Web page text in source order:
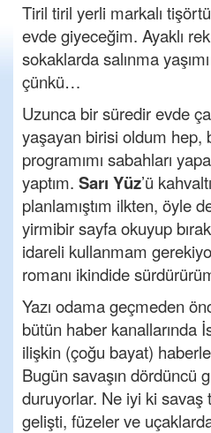
Tiril tiril yerli markalı tişörtü
evde giyeceğim. Ayaklı
sokaklarda salınma
çünkü…
Uzunca bir süredir evde
yaşayan birisi oldum hep,
programımı sabahları
yaptım. Sarı Yüz’ü
planlamıştım ilkten, öyle
yirmibir sayfa okuyup
idareli kullanmam
romanı ikindide
Yazı odama geçmeden
bütün haber kanallarında
ilişkin (çoğu bayat)
Bugün savaşın dördüncü
duruyorlar. Ne iyi ki savaş
gelişti, füzeler ve